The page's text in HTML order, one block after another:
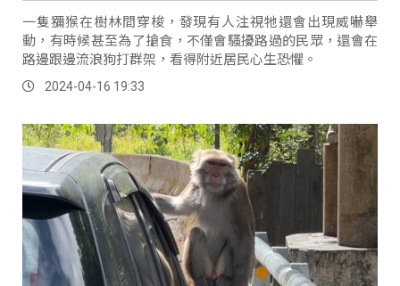
一隻獼猴在樹林間穿梭，發現有人注視牠還會出現威嚇舉
動，有時候甚至為了搶食，不僅會騷擾路過的民眾，還會在
路邊跟邊流浪狗打群架，看得附近居民心生恐懼。
2024-04-16 19:33